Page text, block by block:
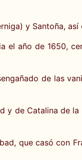
y Santoña, así
el año de 1650,
de las
de Catalina de la
que casó con